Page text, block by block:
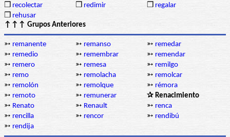
❒ recolectar ❒ redimir ❒ regalar
❒ rehusar
↑↑↑ Grupos Anteriores
➳ remanente ➳ remanso ➳ remedar
➳ remedio ➳ remembrar ➳ remendar
➳ remero ➳ remesa ➳ remilgo
➳ remo ➳ remolacha ➳ remolcar
➳ remolón ➳ remolque ➳ rémora
➳ remoto ➳ remunerar
✰ Renacimiento
➳ Renato ➳ Renault ➳ renca
➳ rencilla ➳ rencor ➳ rendibú
➳ rendija